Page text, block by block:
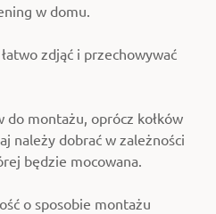
w domu.
zdjąć i przechowywać
do montażu, oprócz kołków
należy dobrać w zależności
będzie mocowana.
o sposobie montażu